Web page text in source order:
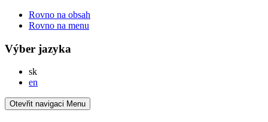
Rovno na obsah
Rovno na menu
Výber jazyka
skSlovensky
en
Otevřit navigaci Menu